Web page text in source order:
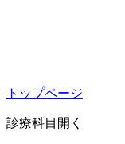
トップページ
診療科目 開く